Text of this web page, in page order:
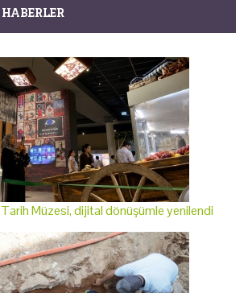
Müzesi, dijital dönüşümle yenilendi